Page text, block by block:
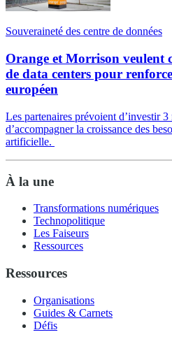
Souveraineté des centre de données
Orange et Morrison veulent
de data centers pour
européen
Les partenaires prévoient d’investir
d’accompagner la croissance des
artificielle.
À la une
Transformations numériques
Technopolitique
Les Faiseurs
Ressources
Ressources
Organisations
Guides & Carnets
Défis